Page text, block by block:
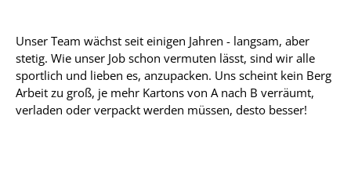
Unser Team wächst seit einigen Jahren - langsam, aber
stetig. Wie unser Job schon vermuten lässt, sind wir alle
sportlich und lieben es, anzupacken. Uns scheint kein Berg
Arbeit zu groß, je mehr Kartons von A nach B verräumt,
verladen oder verpackt werden müssen, desto besser!